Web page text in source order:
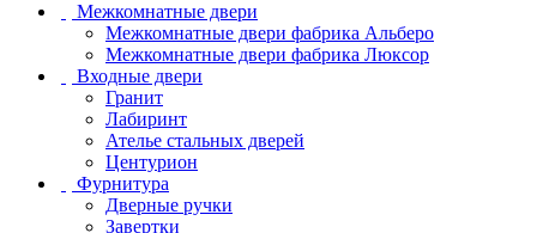
Межкомнатные двери
Межкомнатные двери фабрика Альберо
Межкомнатные двери фабрика Люксор
Входные двери
Гранит
Лабиринт
Ателье стальных дверей
Центурион
Фурнитура
Дверные ручки
Завертки